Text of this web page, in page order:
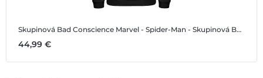
Skupinová Bad Conscience Marvel - Spider-Man - Skupinová Bad Conscience - Unisex Mikiny s kapucňou
44,99 €